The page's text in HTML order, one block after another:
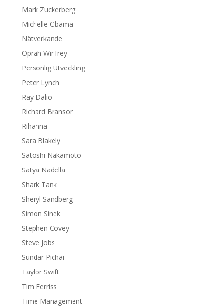
Mark Zuckerberg
Michelle Obama
Nätverkande
Oprah Winfrey
Personlig Utveckling
Peter Lynch
Ray Dalio
Richard Branson
Rihanna
Sara Blakely
Satoshi Nakamoto
Satya Nadella
Shark Tank
Sheryl Sandberg
Simon Sinek
Stephen Covey
Steve Jobs
Sundar Pichai
Taylor Swift
Tim Ferriss
Time Management